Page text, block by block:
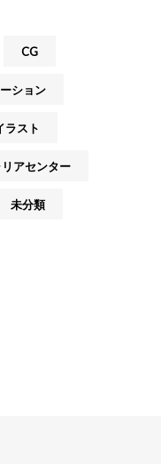
CG
ション
ラスト
アセンター
未分類